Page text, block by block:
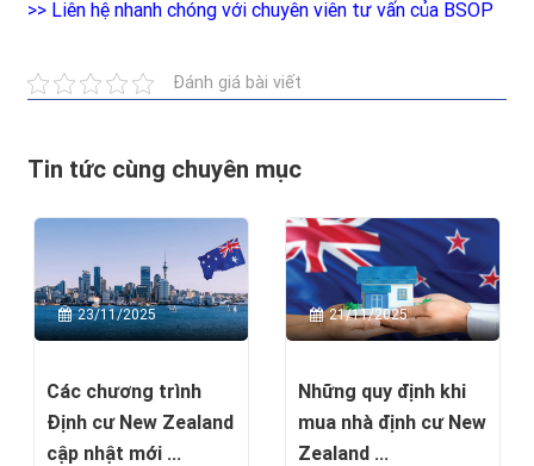
>> Liên hệ nhanh chóng với chuyên viên tư vấn của BSOP
Đánh giá bài viết
Tin tức cùng chuyên mục
23/11/2025
Các chương trình
Định cư New Zealand
cập nhật mới ...
21/11/2025
Những quy định khi
mua nhà định cư New
Zealand ...